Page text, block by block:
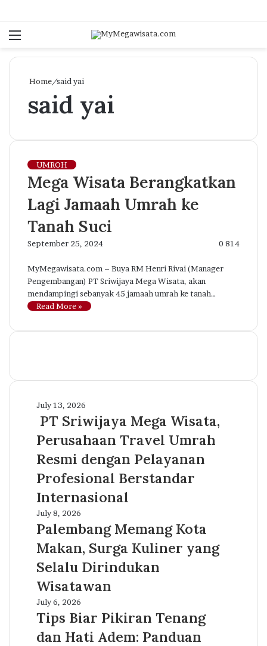
Menu
Home/said yai
said yai
UMROH
Mega Wisata Berangkatkan
Lagi Jamaah Umrah ke
Tanah Suci
September 25, 2024 0 814
MyMegawisata.com – Buya RM Henri Rivai (Manager
Pengembangan) PT Sriwijaya Mega Wisata, akan
mendampingi sebanyak 45 jamaah umrah ke tanah…
Read More »
PT
Sriwijaya
Wisata,
Perusahaan
Travel
Umrah
Resmi
dengan
Pelayanan
Profesional
Berstandar
Internasional
July 13, 2026
PT Sriwijaya Mega Wisata,
Perusahaan Travel Umrah
Resmi dengan Pelayanan
Profesional Berstandar
Internasional
Palembang
Memang
Makan,
Surga
Kuliner
yang
Selalu
Dirindukan
Wisatawan
July 8, 2026
Palembang Memang Kota
Makan, Surga Kuliner yang
Selalu Dirindukan
Wisatawan
Tips
Biar
Pikiran
Tenang
July 6, 2026
Tips Biar Pikiran Tenang
dan Hati Adem: Panduan